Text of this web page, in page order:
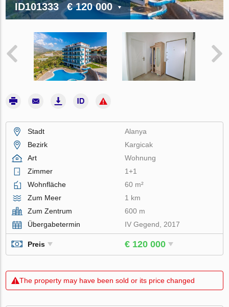
ID101333 € 120 000
Stadt
Alanya
Bezirk
Kargicak
Art
Wohnung
Zimmer
1+1
Wohnfläche
60 m²
Zum Meer
1 km
Zum Zentrum
600 m
Übergabetermin
IV Gegend, 2017
Preis € 120 000
The property may have been sold or its price changed